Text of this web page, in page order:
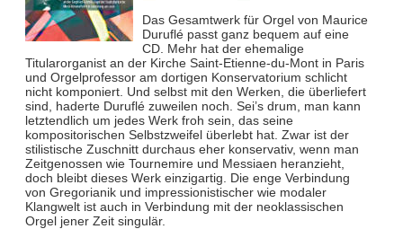
Das Gesamtwerk für Orgel von Maurice
Duruflé passt ganz bequem auf eine
CD. Mehr hat der ehemalige
Titularorganist an der Kirche Saint-Etienne-du-Mont in Paris
und Orgelprofessor am dortigen Konservatorium schlicht
nicht komponiert. Und selbst mit den Werken, die überliefert
sind, haderte Duruflé zuweilen noch. Sei’s drum, man kann
letztendlich um jedes Werk froh sein, das seine
kompositorischen Selbstzweifel überlebt hat. Zwar ist der
stilistische Zuschnitt durchaus eher konservativ, wenn man
Zeitgenossen wie Tournemire und Messiaen heranzieht,
doch bleibt dieses Werk einzigartig. Die enge Verbindung
von Gregorianik und impressionistischer wie modaler
Klangwelt ist auch in Verbindung mit der neoklassischen
Orgel jener Zeit singulär.